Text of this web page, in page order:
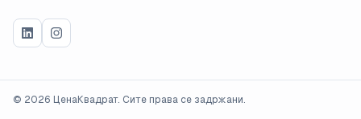
© 2026 ЦенаКвадрат. Сите права се задржани.